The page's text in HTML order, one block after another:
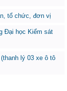
tổ chức, đơn vị
Đại học Kiểm sát
lý 03 xe ô tô